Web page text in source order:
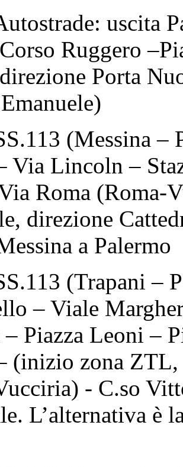
uscita
Ruggero
Porta
(Messina –
Via Lincoln –
Roma
direzione
a Palermo
(Trapani –
– Viale
Piazza Leoni –
(inizio zona
- C.so
L’alternativa è